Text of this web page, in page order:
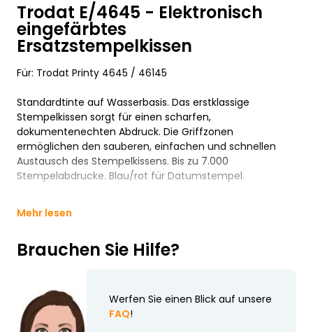
Trodat E/4645 - Elektronisch
eingefärbtes
Ersatzstempelkissen
Für: Trodat Printy 4645 / 46145
Standardtinte auf Wasserbasis. Das erstklassige
Stempelkissen sorgt für einen scharfen,
dokumentenechten Abdruck. Die Griffzonen
ermöglichen den sauberen, einfachen und schnellen
Austausch des Stempelkissens. Bis zu 7.000
Stempelabdrucke. Blau/rot für Datumstempel.
Mehr lesen
Brauchen Sie Hilfe?
Werfen Sie einen Blick auf unsere
FAQ!